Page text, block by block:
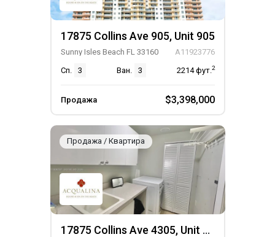
17875 Collins Ave 905, Unit 905
Sunny Isles Beach FL 33160
A11923776
Сп.
3 Ван. 3 2214фут.2
Продажа $3,398,000
Продажа / Квартира
17875 Collins Ave 4305, Unit 4305